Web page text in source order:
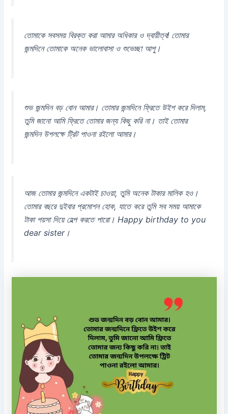
তোমাকে সবসময় বিরক্ত করা আমার অধিকার ও দ্বায়ীত্ব! তোমার
জন্মদিনে তোমাকে অনেক ভালোবাসা ও শুভেচ্ছা আপু।
শুভ জন্মদিন বড় বোন আমার। তোমার জন্মদিনে ফ্রিতে উইশ করে দিলাম,
তুমি জানো আমি ফ্রিতে তোমার জন্য কিছু করি না। তাই তোমার
জন্মদিন উপলক্ষে ট্রিট পাওনা রইলো আমার।
আজ তোমার জন্মদিনে একটাই চাওয়া, তুমি অনেক টাকার মালিক হও।
তোমার বছরে দুইবার প্রমোশন হোক, যাতে করে তুমি সব সময় আমাকে
টাকা পয়সা দিয়ে হেল্প করতে পারো। Happy birthday to you
dear sister।